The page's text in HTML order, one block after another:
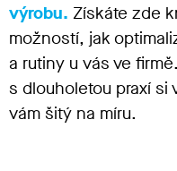
výrobu. Získáte zde
možností, jak
a rutiny u vás ve
s dlouholetou praxí si
vám šitý na míru.